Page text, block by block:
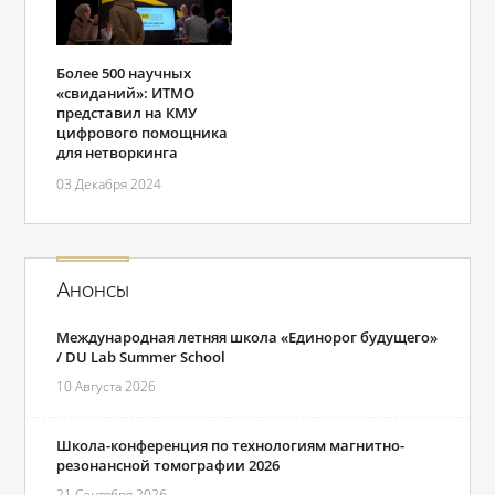
Более 500 научных
«свиданий»: ИТМО
представил на КМУ
цифрового помощника
для нетворкинга
03 Декабря 2024
Анонсы
Международная летняя школа «Единорог будущего»
/ DU Lab Summer School
10 Августа 2026
Школа-конференция по технологиям магнитно-
резонансной томографии 2026